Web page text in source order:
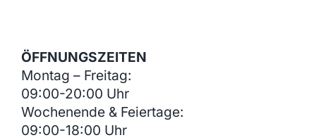
ÖFFNUNGSZEITEN
Montag – Freitag:
09:00-20:00 Uhr
Wochenende & Feiertage:
09:00-18:00 Uhr